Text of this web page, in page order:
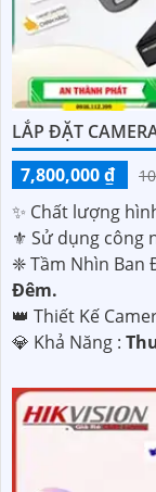
LẮP ĐẶT
7,800,000 ₫
✨ Chất lượng
⚜️ Sử dụng công
❈ Tầm Nhìn Ban
Ðêm.
👑 Thiết Kế
️💎 Khả Năng :